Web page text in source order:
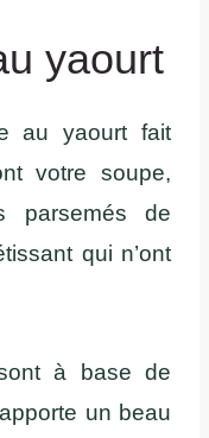
yaourt
au yaourt fait
votre soupe,
parsemés de
qui n’ont
à base de
un beau